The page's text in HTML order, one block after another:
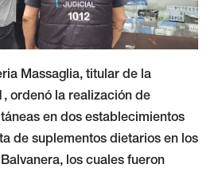
Massaglia, titular de la
ordenó la realización de
en dos establecimientos
de suplementos dietarios en los
los cuales fueron